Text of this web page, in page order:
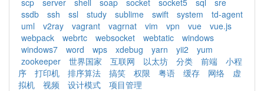
ssdb
ssh ssl study sublime swift system
td-agent
uml
v2ray vagrant vagrnat vim vpn vue
vue.js
webpack
webrtc websocket webtatic
windows
windows7
word wps xdebug yarn yii2
yum
zookeeper
世界国家 互联网 以太坊 分类 前端
小程
序
打印机 排序算法 搞笑 权限 粤语 缓存 网络
虚
拟机
视频 设计模式 项目管理